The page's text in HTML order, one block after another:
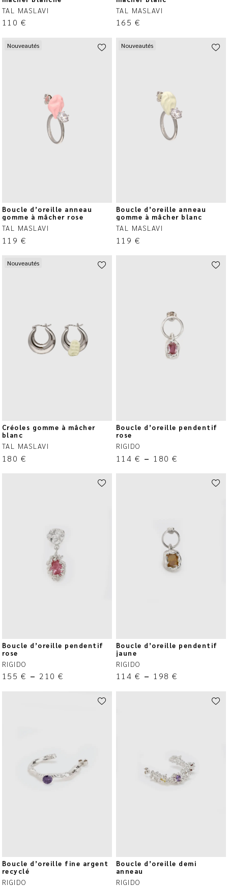
TAL MASLAVI
110 €
TAL MASLAVI
165 €
Nouveautés
Boucle d’oreille anneau
gomme à mâcher rose
TAL MASLAVI
119 €
Nouveautés
Boucle d’oreille anneau
gomme à mâcher blanc
TAL MASLAVI
119 €
Nouveautés
Créoles gomme à mâcher
blanc
TAL MASLAVI
180 €
Boucle d’oreille pendentif
rose
RIGIDO
114 € – 180€
Boucle d’oreille pendentif
rose
RIGIDO
155 € – 210€
Boucle d’oreille pendentif
jaune
RIGIDO
114 € – 198€
Boucle d’oreille fine argent
recyclé
RIGIDO
Boucle d’oreille demi
anneau
RIGIDO